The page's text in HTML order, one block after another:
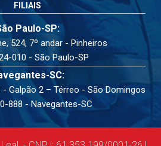
FILIAIS
Paulo-SP:
524, 7º andar - Pinheiros
010 - São Paulo-SP
SC:
- Galpão 2 – Térreo - São Domingos
888 - Navegantes-SC